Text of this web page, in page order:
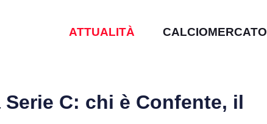
ATTUALITÀ CALCIOMERCATO
C: chi è Confente, il